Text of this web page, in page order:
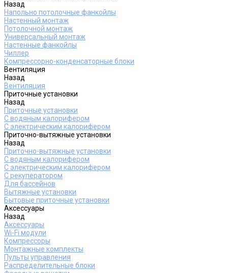
Назад
Напольно потолочные фанкойлы
Настенный монтаж
Потолочной монтаж
Универсальный монтаж
Настенные фанкойлы
Чиллер
Компрессорно-конденсаторные блоки
Вентиляция
Назад
Вентиляция
Приточные установки
Назад
Приточные установки
С водяным калорифером
С электрическим калорифером
Приточно-вытяжные установки
Назад
Приточно-вытяжные установки
С водяным калорифером
С электрическим калорифером
С рекуператором
Для бассейнов
Вытяжные установки
Бытовые приточные установки
Аксессуары
Назад
Аксессуары
Wi-Fi модули
Компрессоры
Монтажные комплекты
Пульты управления
Распределительные блоки